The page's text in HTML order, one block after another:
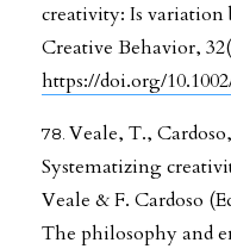
creativity: Is variation
Creative Behavior,
https://doi.org/
Veale, T.,
Systematizing
Veale & F. Cardoso
The philosophy and